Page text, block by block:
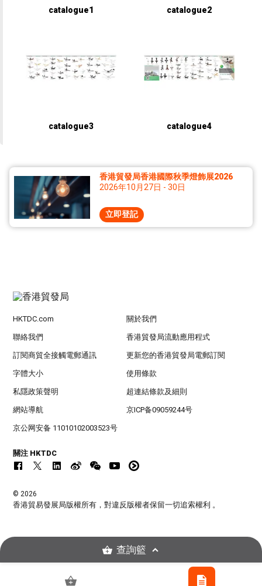
catalogue1 catalogue2
catalogue3 catalogue4
香港貿發局香港國際秋季燈飾展2026
2026年10月27日 - 30日
立即登記
HKTDC.com 關於我們
聯絡我們 香港貿發局流動應用程式
訂閱商貿全接觸電郵通訊 更新您的香港貿發局電郵訂閱
字體大小 使用條款
私隱政策聲明 超連結條款及細則
網站導航 京ICP备09059244号
京公网安备 11010102003523号
關注 HKTDC
© 2026
香港貿易發展局版權所有，對違反版權者保留一切追索權利 。
查詢籃